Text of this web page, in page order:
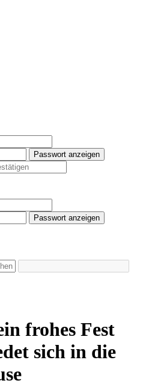
Passwort anzeigen
Passwort anzeigen
frohes Fest
sich in die